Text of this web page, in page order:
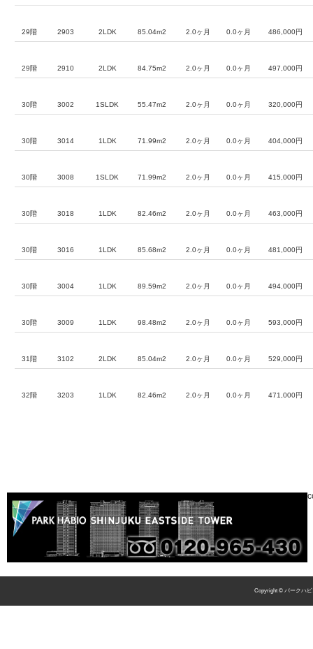
29階 2903 2LDK 85.04m2 2.0ヶ月 0.0ヶ月 486,000円
29階 2910 2LDK 84.75m2 2.0ヶ月 0.0ヶ月 497,000円
30階 3002 1SLDK 55.47m2 2.0ヶ月 0.0ヶ月 320,000円
30階 3014 1LDK 71.99m2 2.0ヶ月 0.0ヶ月 404,000円
30階 3008 1SLDK 71.99m2 2.0ヶ月 0.0ヶ月 415,000円
30階 3018 1LDK 82.46m2 2.0ヶ月 0.0ヶ月 463,000円
30階 3016 1LDK 85.68m2 2.0ヶ月 0.0ヶ月 481,000円
30階 3004 1LDK 89.59m2 2.0ヶ月 0.0ヶ月 494,000円
30階 3009 1LDK 98.48m2 2.0ヶ月 0.0ヶ月 593,000円
31階 3102 2LDK 85.04m2 2.0ヶ月 0.0ヶ月 529,000円
32階 3203 1LDK 82.46m2 2.0ヶ月 0.0ヶ月 471,000円
Copyright © パークハ